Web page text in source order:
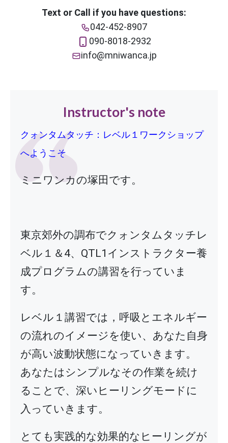
Text or Call if you have questions:
042-452-8907
090-8018-2932
info@mniwanca.jp
Instructor's note
クォンタムタッチ：レベル１ワークショップ
へようこそ
ミニワンカの塚田です。
東京郊外の調布でクォンタムタッチレ
ベル１＆4、QTL1インストラクター養
成プログラムの講習を行っていま
す。
レベル１講習では，呼吸とエネルギー
の流れのイメージを使い、あなた自身
が高い波動状態になっていきます。
あなたはシンプルなその作業を続け
ることで、深いヒーリングモードに
入っていきます。
とても実践的な効果的なヒーリングが